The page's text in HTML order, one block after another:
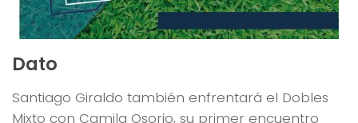
Dato
Santiago Giraldo también enfrentará el Dobles
Mixto con Camila Osorio, su primer encuentro